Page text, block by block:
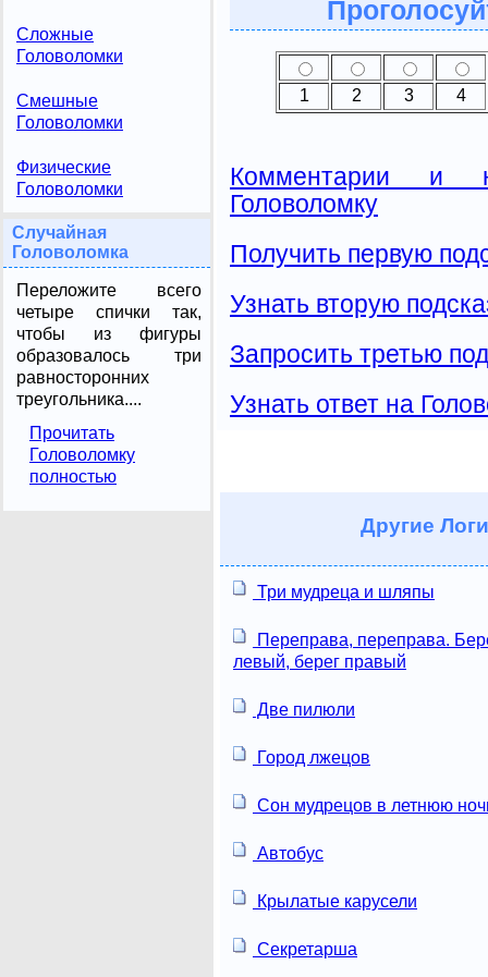
Сложные
Головоломки
Смешные
Головоломки
Физические
Головоломки
Случайная
Головоломка
Переложите всего
четыре спички так,
чтобы из фигуры
образовалось три
равносторонних
треугольника....
Прочитать
Головоломку
полностью
1 2 3 4
Комментарии и
Головоломку
Получить первую
Узнать вторую
Запросить третью
Узнать ответ на
Другие
Три мудреца и шляпы
Переправа, переправа.
левый, берег правый
Две пилюли
Город лжецов
Сон мудрецов в летнюю
Автобус
Крылатые карусели
Секретарша